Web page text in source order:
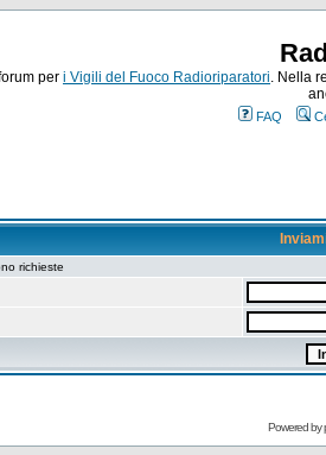
forum per i Vigili del Fuoco Radioriparatori. Nella
FAQ
richieste
Powered by